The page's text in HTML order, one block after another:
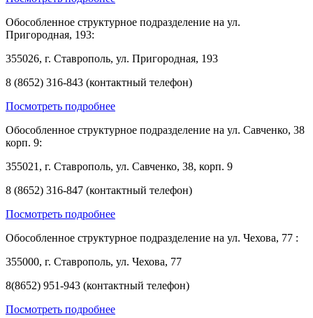
Обособленное структурное подразделение на ул.
Пригородная, 193:
355026, г. Ставрополь, ул. Пригородная, 193
8 (8652) 316-843 (контактный телефон)
Посмотреть подробнее
Обособленное структурное подразделение на ул. Савченко, 38
корп. 9:
355021, г. Ставрополь, ул. Савченко, 38, корп. 9
8 (8652) 316-847 (контактный телефон)
Посмотреть подробнее
Обособленное структурное подразделение на ул. Чехова, 77 :
355000, г. Ставрополь, ул. Чехова, 77
8(8652) 951-943 (контактный телефон)
Посмотреть подробнее